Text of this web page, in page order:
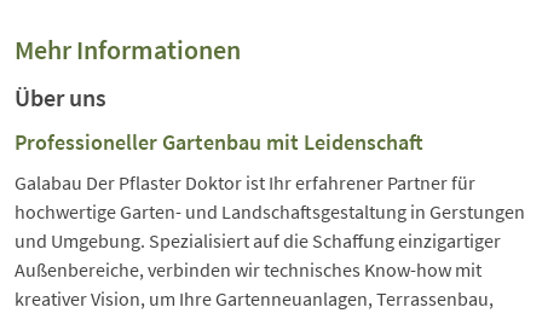
Mehr Informationen
Über uns
Professioneller Gartenbau mit Leidenschaft
Galabau Der Pflaster Doktor ist Ihr erfahrener Partner für
hochwertige Garten- und Landschaftsgestaltung in Gerstungen
und Umgebung. Spezialisiert auf die Schaffung einzigartiger
Außenbereiche, verbinden wir technisches Know-how mit
kreativer Vision, um Ihre Gartenneuanlagen, Terrassenbau,